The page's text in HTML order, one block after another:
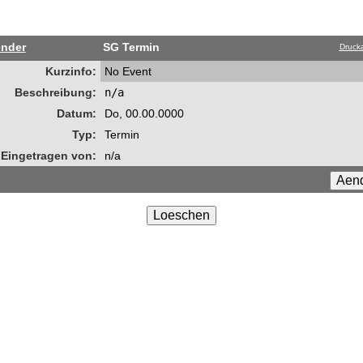
SG Termin
Kurzinfo:
No Event
Beschreibung:
n/a
Datum:
Do, 00.00.0000
Typ:
Termin
Eingetragen von:
n/a